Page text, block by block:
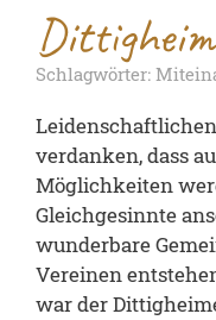
Schlagwörter:
verdanken, dass
Möglichkeiten
Gleichgesinnte
wunderbare
Vereinen
war der